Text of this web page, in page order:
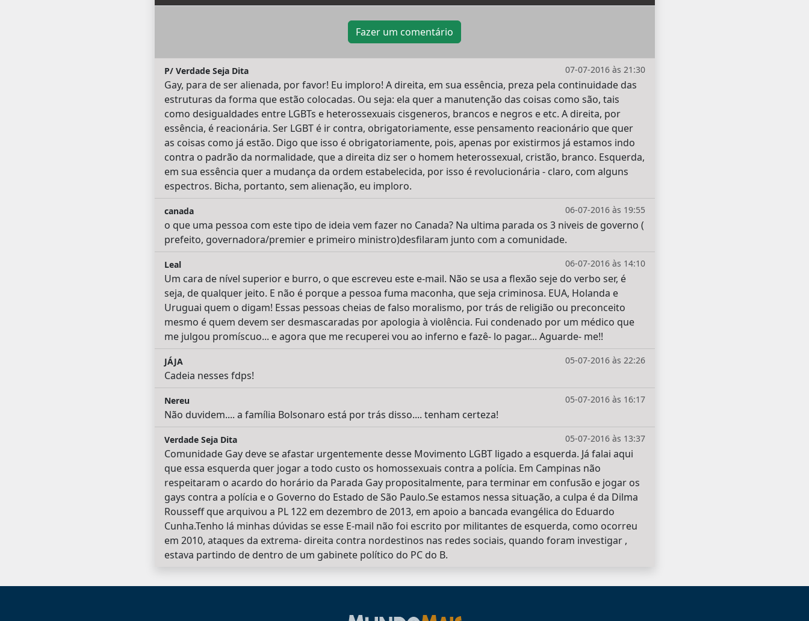
Fazer um comentário
07-07-2016 às 21:30
P/ Verdade Seja Dita
Gay, para de ser alienada, por favor! Eu imploro! A direita, em sua essência, preza pela continuidade das
estruturas da forma que estão colocadas. Ou seja: ela quer a manutenção das coisas como são, tais
como desigualdades entre LGBTs e heterossexuais cisgeneros, brancos e negros e etc. A direita, por
essência, é reacionária. Ser LGBT é ir contra, obrigatoriamente, esse pensamento reacionário que quer
as coisas como já estão. Digo que isso é obrigatoriamente, pois, apenas por existirmos já estamos indo
contra o padrão da normalidade, que a direita diz ser o homem heterossexual, cristão, branco. Esquerda,
em sua essência quer a mudança da ordem estabelecida, por isso é revolucionária - claro, com alguns
espectros. Bicha, portanto, sem alienação, eu imploro.
06-07-2016 às 19:55
canada
o que uma pessoa com este tipo de ideia vem fazer no Canada? Na ultima parada os 3 niveis de governo (
prefeito, governadora/premier e primeiro ministro)desfilaram junto com a comunidade.
06-07-2016 às 14:10
Leal
Um cara de nível superior e burro, o que escreveu este e-mail. Não se usa a flexão seje do verbo ser, é
seja, de qualquer jeito. E não é porque a pessoa fuma maconha, que seja criminosa. EUA, Holanda e
Uruguai quem o digam! Essas pessoas cheias de falso moralismo, por trás de religião ou preconceito
mesmo é quem devem ser desmascaradas por apologia à violência. Fui condenado por um médico que
me julgou promíscuo... e agora que me recuperei vou ao inferno e fazê- lo pagar... Aguarde- me!!
05-07-2016 às 22:26
JÁJA
Cadeia nesses fdps!
05-07-2016 às 16:17
Nereu
Não duvidem.... a família Bolsonaro está por trás disso.... tenham certeza!
05-07-2016 às 13:37
Verdade Seja Dita
Comunidade Gay deve se afastar urgentemente desse Movimento LGBT ligado a esquerda. Já falai aqui
que essa esquerda quer jogar a todo custo os homossexuais contra a polícia. Em Campinas não
respeitaram o acardo do horário da Parada Gay propositalmente, para terminar em confusão e jogar os
gays contra a polícia e o Governo do Estado de São Paulo.Se estamos nessa situação, a culpa é da Dilma
Rousseff que arquivou a PL 122 em dezembro de 2013, em apoio a bancada evangélica do Eduardo
Cunha.Tenho lá minhas dúvidas se esse E-mail não foi escrito por militantes de esquerda, como ocorreu
em 2010, ataques da extrema- direita contra nordestinos nas redes sociais, quando foram investigar ,
estava partindo de dentro de um gabinete político do PC do B.